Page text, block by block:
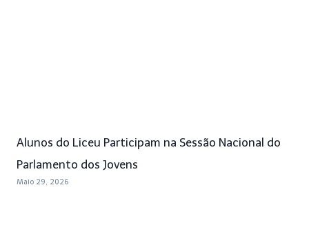
Alunos do Liceu Participam na Sessão Nacional do
Parlamento dos Jovens
Maio 29, 2026